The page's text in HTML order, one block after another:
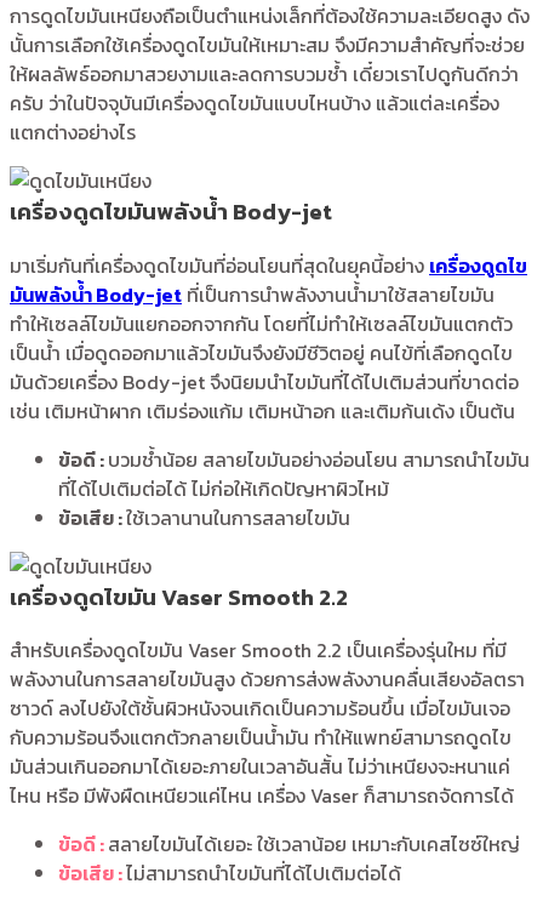
การดูดไขมันเหนียงถือเป็นตำแหน่งเล็กที่ต้องใช้ความละเอียดสูง ดัง
นั้นการเลือกใช้เครื่องดูดไขมันให้เหมาะสม จึงมีความสำคัญที่จะช่วย
ให้ผลลัพธ์ออกมาสวยงามและลดการบวมช้ำ เดี๋ยวเราไปดูกันดีกว่า
ครับ ว่าในปัจจุบันมีเครื่องดูดไขมันแบบไหนบ้าง แล้วแต่ละเครื่อง
แตกต่างอย่างไร
เครื่องดูดไขมันพลังน้ำ Body-jet
มาเริ่มกันที่เครื่องดูดไขมันที่อ่อนโยนที่สุดในยุคนี้อย่าง เครื่องดูดไข
มันพลังน้ำ Body-jet ที่เป็นการนำพลังงานน้ำมาใช้สลายไขมัน
ทำให้เซลล์ไขมันแยกออกจากกัน โดยที่ไม่ทำให้เซลล์ไขมันแตกตัว
เป็นน้ำ เมื่อดูดออกมาแล้วไขมันจึงยังมีชีวิตอยู่ คนไข้ที่เลือกดูดไข
มันด้วยเครื่อง Body-jet จึงนิยมนำไขมันที่ได้ไปเติมส่วนที่ขาดต่อ
เช่น เติมหน้าผาก เติมร่องแก้ม เติมหน้าอก และเติมก้นเด้ง เป็นต้น
ข้อดี :บวมช้ำน้อย สลายไขมันอย่างอ่อนโยน สามารถนำไขมัน
ที่ได้ไปเติมต่อได้ ไม่ก่อให้เกิดปัญหาผิวไหม้
ข้อเสีย :ใช้เวลานานในการสลายไขมัน
เครื่องดูดไขมัน Vaser Smooth 2.2
สำหรับเครื่องดูดไขมัน Vaser Smooth 2.2 เป็นเครื่องรุ่นใหม ที่มี
พลังงานในการสลายไขมันสูง ด้วยการส่งพลังงานคลื่นเสียงอัลตรา
ซาวด์ ลงไปยังใต้ชั้นผิวหนังจนเกิดเป็นความร้อนขึ้น เมื่อไขมันเจอ
กับความร้อนจึงแตกตัวกลายเป็นน้ำมัน ทำให้แพทย์สามารถดูดไข
มันส่วนเกินออกมาได้เยอะภายในเวลาอันสั้น ไม่ว่าเหนียงจะหนาแค่
ไหน หรือ มีพังผืดเหนียวแค่ไหน เครื่อง Vaser ก็สามารถจัดการได้
ข้อดี :สลายไขมันได้เยอะ ใช้เวลาน้อย เหมาะกับเคสไซซ์ใหญ่
ข้อเสีย :ไม่สามารถนำไขมันที่ได้ไปเติมต่อได้